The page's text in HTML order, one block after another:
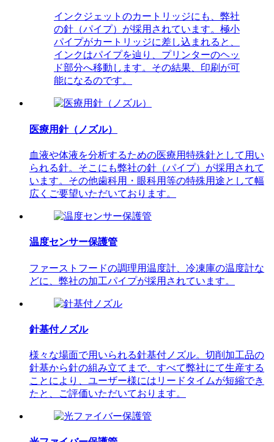
インクジェットのカートリッジにも、弊社
の針（パイプ）が採用されています。極小
パイプがカートリッジに差し込まれると、
インクはパイプを辿り、プリンターのヘッ
ド部分へ移動します。その結果、印刷が可
能になるのです。
医療用針（ノズル）
血液や体液を分析するための医療用特殊針として用い
られる針。そこにも弊社の針（パイプ）が採用されて
います。その他歯科用・眼科用等の特殊用途として幅
広くご要望いただいております。
温度センサー保護管
ファーストフードの調理用温度計、冷凍庫の温度計な
どに、弊社の加工パイプが採用されています。
針基付ノズル
様々な場面で用いられる針基付ノズル。切削加工品の
針基から針の組み立てまで、すべて弊社にて生産する
ことにより、ユーザー様にはリードタイムが短縮でき
たと、ご評価いただいております。